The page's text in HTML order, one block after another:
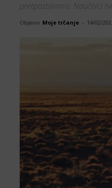
pretpostavimo. Naučnici
Objavio Moje trčanje - 14/02/